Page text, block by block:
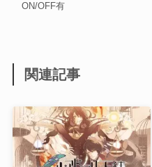
ON/OFF有
関連記事